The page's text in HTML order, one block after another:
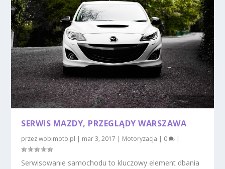
SERWIS MAZDY, PRZEGLĄDY WARSZAWA
przezwobimoto.pl | mar 3, 2017 | Motoryzacja | 0 |
Serwisowanie samochodu to kluczowy element dbania